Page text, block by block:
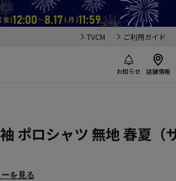
TVCM ご利用ガイド
お知らせ 店舗情報
ポロシャツ 無地 春夏（
を見る